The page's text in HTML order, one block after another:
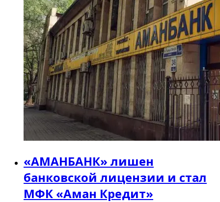
«АМАНБАНК» лишен
банковской лицензии и стал
МФК «Аман Кредит»